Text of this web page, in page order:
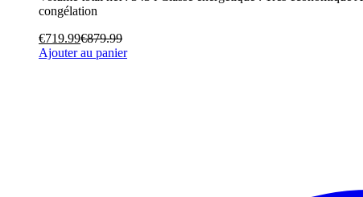
congélation
€719.99€879.99
Ajouter au panier